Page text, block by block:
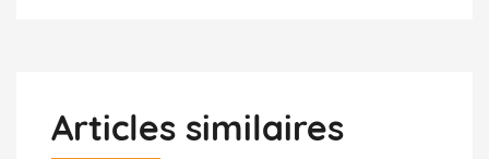
Articles similaires